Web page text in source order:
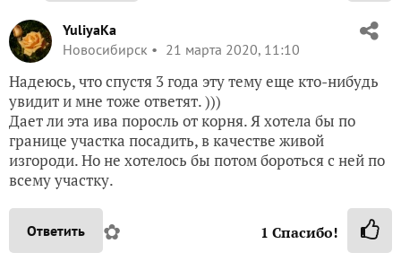
YuliyaKa
Новосибирск
21 марта 2020, 11:10
Надеюсь, что спустя 3 года эту тему еще кто-нибудь
увидит и мне тоже ответят. )))
Дает ли эта ива поросль от корня. Я хотела бы по
границе участка посадить, в качестве живой
изгороди. Но не хотелось бы потом бороться с ней по
всему участку.
Ответить ✿ 1 Спасибо!